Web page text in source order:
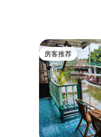
房客推荐
房客推荐